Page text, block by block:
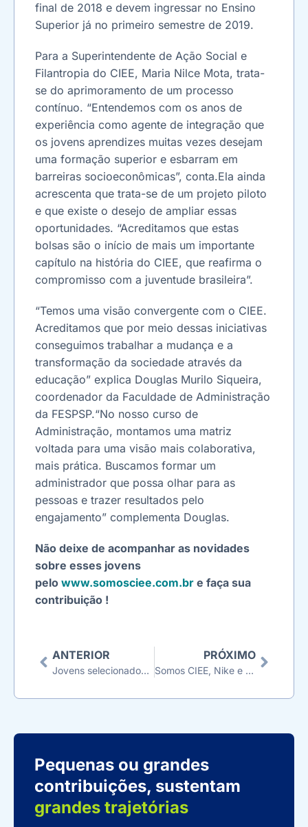
final de 2018 e devem ingressar no Ensino
Superior já no primeiro semestre de 2019.
Para a Superintendente de Ação Social e
Filantropia do CIEE, Maria Nilce Mota, trata-
se do aprimoramento de um processo
contínuo. “Entendemos com os anos de
experiência como agente de integração que
os jovens aprendizes muitas vezes desejam
uma formação superior e esbarram em
barreiras socioeconômicas”, conta.Ela ainda
acrescenta que trata-se de um projeto piloto
e que existe o desejo de ampliar essas
oportunidades. “Acreditamos que estas
bolsas são o início de mais um importante
capítulo na história do CIEE, que reafirma o
compromisso com a juventude brasileira”.
“Temos uma visão convergente com o CIEE.
Acreditamos que por meio dessas iniciativas
conseguimos trabalhar a mudança e a
transformação da sociedade através da
educação” explica Douglas Murilo Siqueira,
coordenador da Faculdade de Administração
da FESPSP.“No nosso curso de
Administração, montamos uma matriz
voltada para uma visão mais colaborativa,
mais prática. Buscamos formar um
administrador que possa olhar para as
pessoas e trazer resultados pelo
engajamento” complementa Douglas.
Não deixe de acompanhar as novidades
sobre esses jovens
pelo www.somosciee.com.br e faça sua
contribuição !
ANTERIOR
Jovens selecionados para bolsas de estudo participam de evento no CIEE.
PRÓXIMO
Somos CIEE, Nike e Corinthians abrem bolsas de estudo para jovens negros na Grande São Paulo
Pequenas ou grandes
contribuições, sustentam
grandes trajetórias